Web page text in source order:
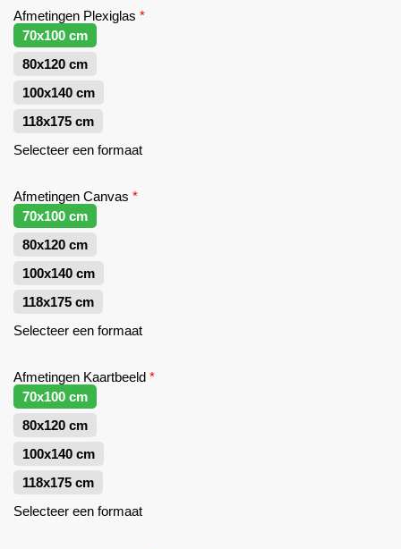
Afmetingen Plexiglas *
70x100 cm
80x120 cm
100x140 cm
118x175 cm
Selecteer een formaat
Afmetingen Canvas *
70x100 cm
80x120 cm
100x140 cm
118x175 cm
Selecteer een formaat
Afmetingen Kaartbeeld *
70x100 cm
80x120 cm
100x140 cm
118x175 cm
Selecteer een formaat